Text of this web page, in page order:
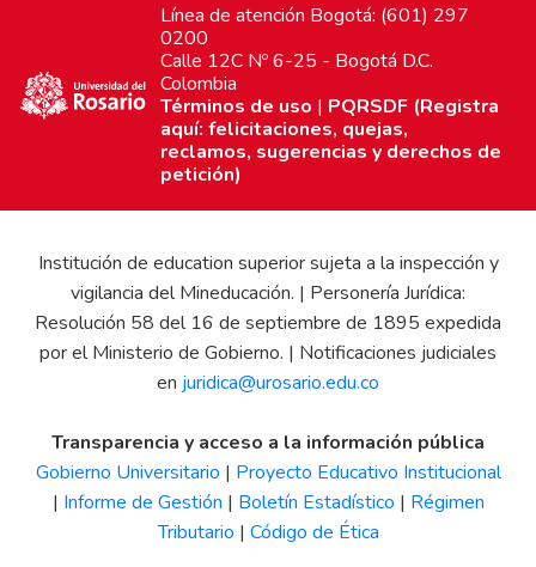
Línea de atención Bogotá: (601) 297
0200
Calle 12C Nº 6-25 - Bogotá D.C.
Colombia
Términos de uso | PQRSDF (Registra
aquí: felicitaciones, quejas,
reclamos, sugerencias y derechos de
petición)
Institución de education superior sujeta a la inspección y
vigilancia del Mineducación. | Personería Jurídica:
Resolución 58 del 16 de septiembre de 1895 expedida
por el Ministerio de Gobierno. | Notificaciones judiciales
en juridica@urosario.edu.co
Transparencia y acceso a la información pública
Gobierno Universitario | Proyecto Educativo Institucional
| Informe de Gestión | Boletín Estadístico | Régimen
Tributario | Código de Ética